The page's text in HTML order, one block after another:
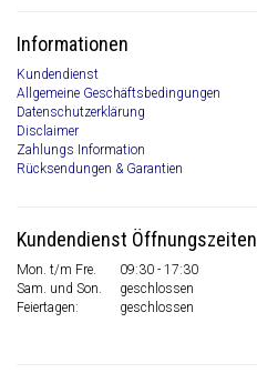
Informationen
Kundendienst
Allgemeine Geschäftsbedingungen
Datenschutzerklärung
Disclaimer
Zahlungs Information
Rücksendungen & Garantien
Kundendienst Öffnungszeiten
Mon. t/m Fre.
09:30 - 17:30
Sam. und Son.
geschlossen
Feiertagen:
geschlossen